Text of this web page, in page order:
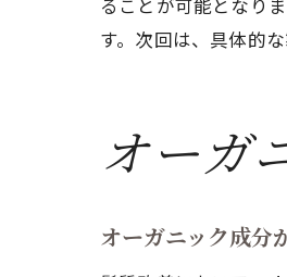
ることが可能となり
す。次回は、具体的
オーガ
オーガニック成分